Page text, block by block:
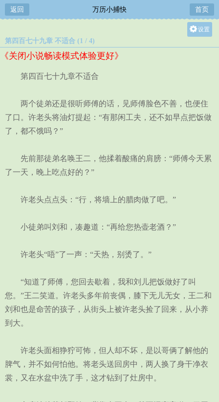
返回 万历小捕快 首页
设置
第四百七十九章 不适合 (1 / 4)
《关闭小说畅读模式体验更好》
第四百七十九章不适合
两个徒弟还是很听师傅的话，见师傅脸色不善，也便住
了口。许老头将油灯提起：“有那闲工夫，还不如早点把饭做
了，都不饿吗？”
先前那徒弟名唤王二，他揉着酸痛的肩膀：“师傅今天累
了一天，晚上吃点好的？”
许老头点点头：“行，将墙上的腊肉做了吧。”
小徒弟叫刘和，凑趣道：“再给您热壶老酒？”
许老头“唔”了一声：“天热，别烫了。”
“知道了师傅，您回去歇着，我和刘儿把饭做好了叫
您。”王二笑道。许老头多年前丧偶，膝下无儿无女，王二和
刘和也是命苦的孩子，从街头上被许老头捡了回来，从小养
到大。
许老头面相狰狞可怖，但人却不坏，是以哥俩了解他的
脾气，并不如何怕他。将老头送回房中，两人换了身干净衣
裳，又在水盆中洗了手，这才钻到了灶房中。